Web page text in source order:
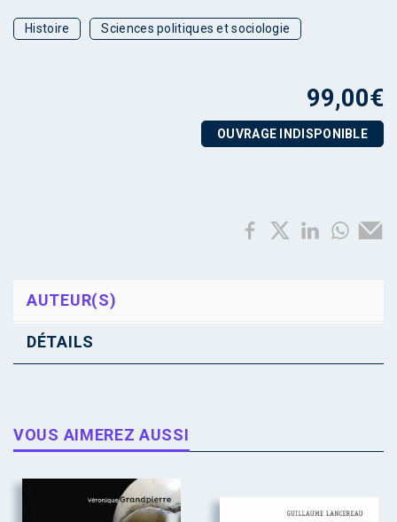
Histoire Sciences politiques et sociologie
99,00€
OUVRAGE INDISPONIBLE
AUTEUR(S)
DÉTAILS
VOUS AIMEREZ AUSSI